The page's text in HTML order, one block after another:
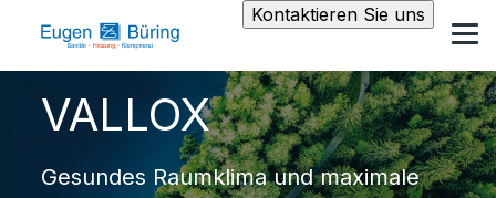
Kontaktieren Sie uns
VALLOX
Gesundes Raumklima und maximale